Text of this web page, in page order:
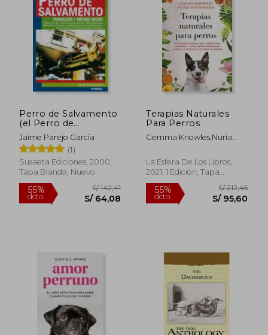
55%
dcto.
S/ 197,73
S/ 88,98
40%
dcto.
Perro de Salvamento
(el Perro de
Salvamento)
Jaime Parejo García
(1)
Susaeta Ediciones, 2000,
Tapa Blanda, Nuevo
Terapias Naturales
Para Perros
Gemma Knowles,Nuria
La Esfera De Los Libros,
2021, 1 Edición, Tapa
Blanda, Nuevo